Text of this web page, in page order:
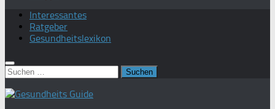
Interessantes
Ratgeber
Gesundheitslexikon
Suchen
nach: